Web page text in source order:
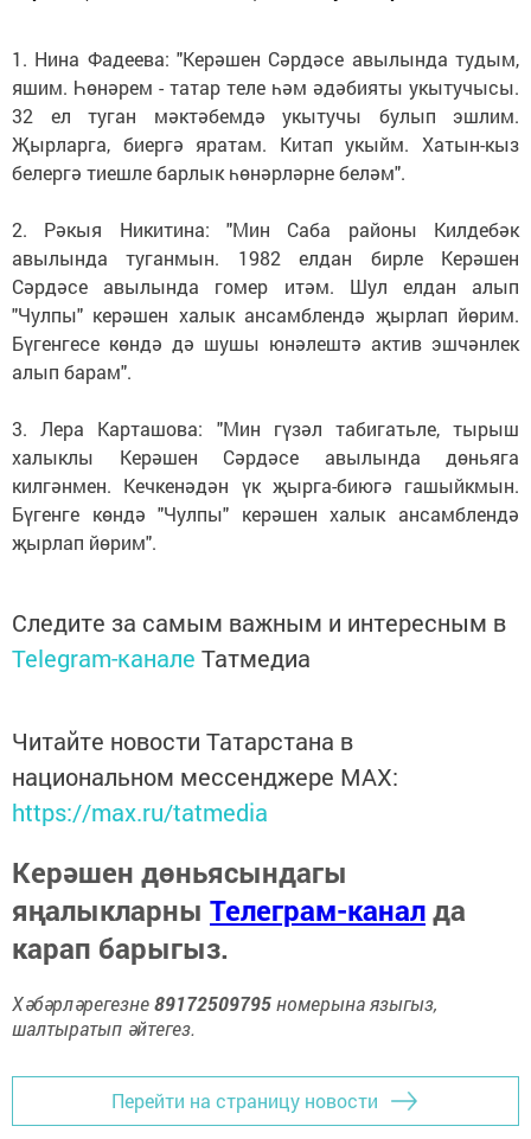
1. Нина Фадеева: "Керәшен Сәрдәсе авылында тудым,
яшим. Һөнәрем - татар теле һәм әдәбияты укытучысы.
32 ел туган мәктәбемдә укытучы булып эшлим.
Җырларга, биергә яратам. Китап укыйм. Хатын-кыз
белергә тиешле барлык һөнәрләрне беләм".
2. Рәкыя Никитина: "Мин Саба районы Килдебәк
авылында туганмын. 1982 елдан бирле Керәшен
Сәрдәсе авылында гомер итәм. Шул елдан алып
"Чулпы" керәшен халык ансамблендә җырлап йөрим.
Бүгенгесе көндә дә шушы юнәлештә актив эшчәнлек
алып барам".
3. Лера Карташова: "Мин гүзәл табигатьле, тырыш
халыклы Керәшен Сәрдәсе авылында дөньяга
килгәнмен. Кечкенәдән үк җырга-биюгә гашыйкмын.
Бүгенге көндә "Чулпы" керәшен халык ансамблендә
җырлап йөрим".
Следите за самым важным и интересным в
Telegram-канале Татмедиа
Читайте новости Татарстана в
национальном мессенджере MАХ:
https://max.ru/tatmedia
Керәшен дөньясындагы
яңалыкларны Телеграм-каналда
карап барыгыз.
Хәбәрләрегезне89172509795номерына языгыз,
шалтыратып әйтегез.
Перейти на страницу новости